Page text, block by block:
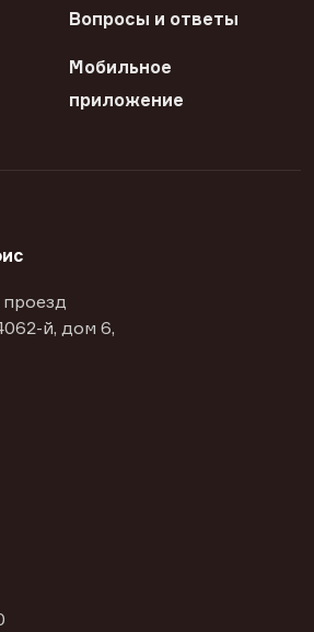
Вопросы и ответы
Мобильное
приложение
й, дом 6,